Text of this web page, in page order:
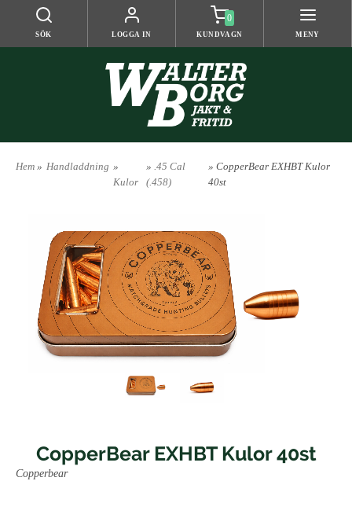
SÖK LOGGA IN
0
KUNDVAGN MENY
Hem » Handladdning »
Kulor
» .45 Cal
(.458)
» CopperBear EXHBT Kulor
40st
CopperBear EXHBT Kulor 40st
Copperbear